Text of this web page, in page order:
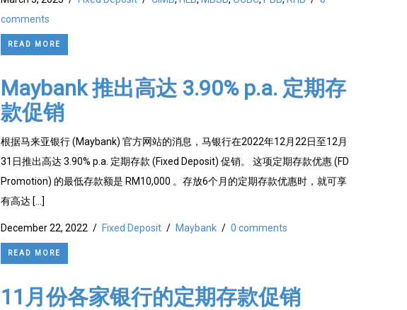
comments
READ MORE
Maybank 推出高达 3.90% p.a. 定期存
款促销
根据马来亚银行 (Maybank) 官方网站的消息，马银行在2022年12月22日至12月
31日推出高达 3.90% p.a. 定期存款 (Fixed Deposit) 促销。 这项定期存款优惠 (FD
Promotion) 的最低存款额是 RM10,000 。存放6个月的定期存款优惠时，就可享
有高达 […]
December 22, 2022 / Fixed Deposit / Maybank / 0 comments
READ MORE
11月份各家银行的定期存款促销